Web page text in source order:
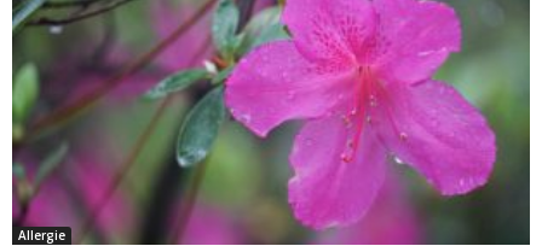
Allergie